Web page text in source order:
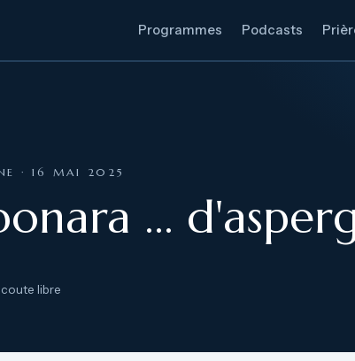
Programmes Podcasts
· 16 MAI 2025
…
libre